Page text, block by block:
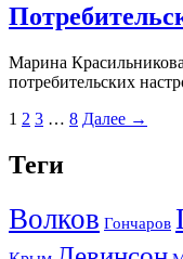
Марина
потребительских
1 2 3 … 8 Далее →
Теги
Волков Гончаров